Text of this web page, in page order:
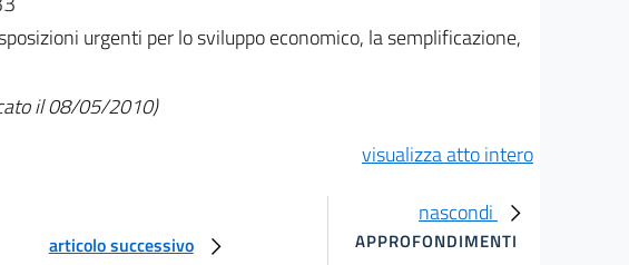
urgenti per lo sviluppo economico, la semplificazione,
il 08/05/2010)
visualizza atto intero
articolo successivo
nascondi
APPROFONDIMENTI